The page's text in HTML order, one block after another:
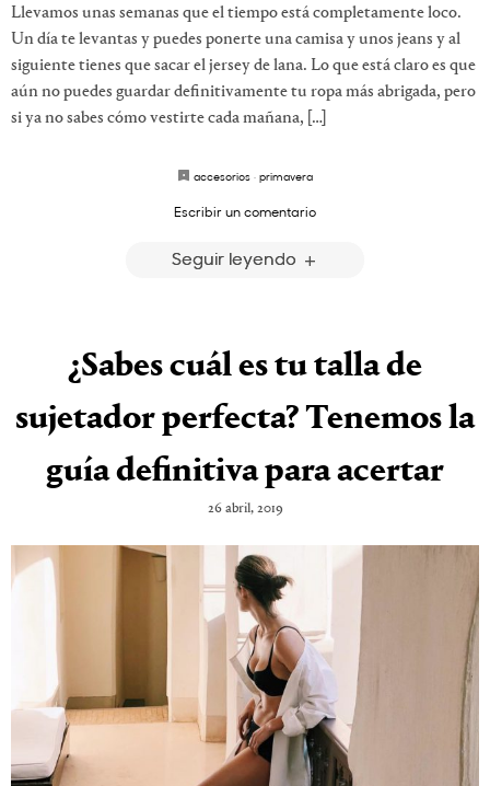
Llevamos unas semanas que el tiempo está completamente loco.
Un día te levantas y puedes ponerte una camisa y unos jeans y al
siguiente tienes que sacar el jersey de lana. Lo que está claro es que
aún no puedes guardar definitivamente tu ropa más abrigada, pero
si ya no sabes cómo vestirte cada mañana, […]
accesorios · primavera
Escribir un comentario
Seguir leyendo
¿Sabes cuál es tu talla de
sujetador perfecta? Tenemos la
guía definitiva para acertar
26 abril, 2019